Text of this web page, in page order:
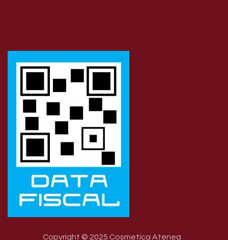
Copyright © 2025 Cosmetica Atenea